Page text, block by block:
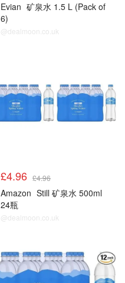
Evian 矿泉水 1.5 L (Pack of
6)
@dealmoon.co.uk
£4.96 £4.96
Amazon Still 矿泉水 500ml
24瓶
@dealmoon.co.uk